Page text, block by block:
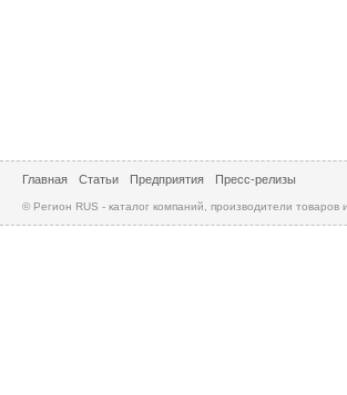
Главная Статьи Предприятия Пресс-релизы
© Регион RUS - каталог компаний, производители товаров